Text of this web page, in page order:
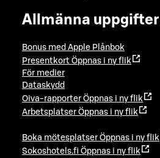
Allmänna uppgifter
Bonus med Apple Plånbok
Presentkort Öppnas i ny flik
För medier
Dataskydd
Oiva-rapporter Öppnas i ny flik
Arbetsplatser Öppnas i ny flik
Boka mötesplatser Öppnas i ny flik
Sokoshotels.fi Öppnas i ny flik